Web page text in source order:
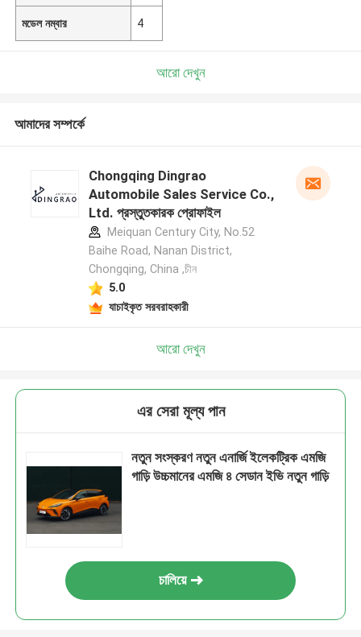
মডেল নম্বার 4
আরো দেখুন
আমাদের সম্পর্কে
Chongqing Dingrao
Automobile Sales Service Co.,
Ltd. প্রস্তুতকারক প্রোফাইল
Meiquan Century City, No.52
Baihe Road, Nanan District,
Chongqing, China ,চীন
5.0
যাচাইকৃত সরবরাহকারী
আরো দেখুন
এর সেরা মূল্য পান
নতুন সংস্করণ নতুন এনার্জি ইলেকট্রিক এমজি
গাড়ি উচ্চমানের এমজি ৪ সেডান ইভি নতুন গাড়ি
চালিয়ে